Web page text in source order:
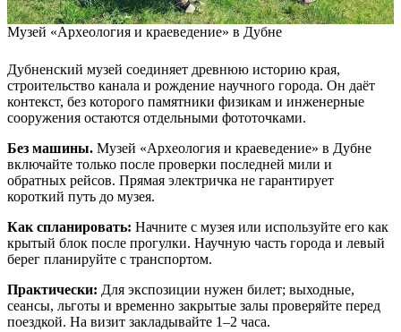
Музей «Археология и краеведение» в Дубне
Дубненский музей соединяет древнюю историю края,
строительство канала и рождение научного города. Он даёт
контекст, без которого памятники физикам и инженерные
сооружения остаются отдельными фототочками.
Без машины. Музей «Археология и краеведение» в Дубне
включайте только после проверки последней мили и
обратных рейсов. Прямая электричка не гарантирует
короткий путь до музея.
Как спланировать: Начните с музея или используйте его как
крытый блок после прогулки. Научную часть города и левый
берег планируйте с транспортом.
Практически: Для экспозиции нужен билет; выходные,
сеансы, льготы и временно закрытые залы проверяйте перед
поездкой. На визит закладывайте 1–2 часа.